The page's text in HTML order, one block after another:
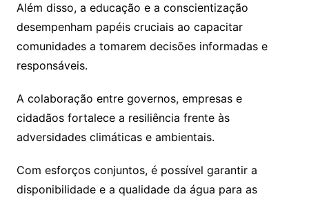
Além disso, a educação e a conscientização
desempenham papéis cruciais ao capacitar
comunidades a tomarem decisões informadas e
responsáveis.
A colaboração entre governos, empresas e
cidadãos fortalece a resiliência frente às
adversidades climáticas e ambientais.
Com esforços conjuntos, é possível garantir a
disponibilidade e a qualidade da água para as